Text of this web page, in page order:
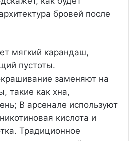
бровей после
мягкий карандаш,
пустоты.
заменяют на
такие как хна,
В арсенале используют
кислота и
Традиционное